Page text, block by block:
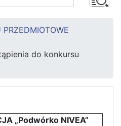
PRZEDMIOTOWE
do konkursu
„Podwórko NIVEA”